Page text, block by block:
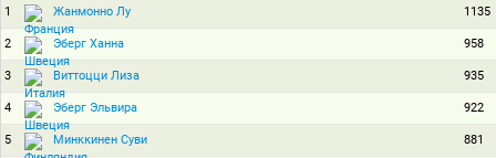
1 Жанмонно Лу 1135
2 Эберг Ханна 958
3 Виттоцци Лиза 935
4 Эберг Эльвира 922
5 Минккинен Суви 881